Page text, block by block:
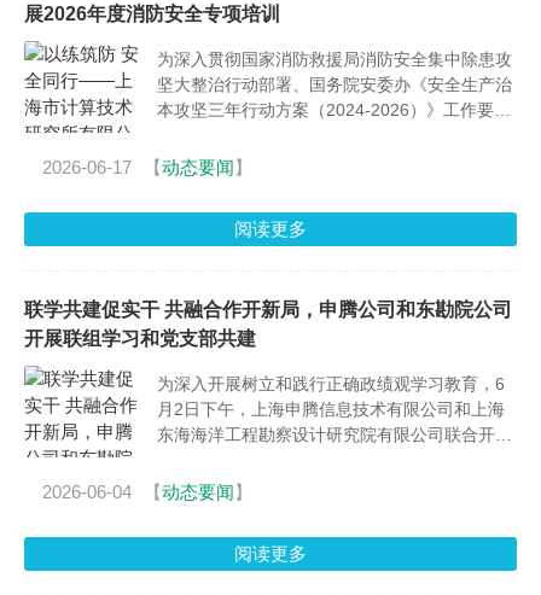
展2026年度消防安全专项培训
为深入贯彻国家消防救援局消防安全集中除患攻
坚大整治行动部署、国务院安委办《安全生产治
本攻坚三年行动方案（2024-2026）》工作要
的重要论述和重要指示批示精神，紧扣第25个全
查整治风险隐患”主题，进一步夯实公司消防安
全管理基础、提升全员应急处置能力，6月10
2026-06-17 【动态要闻】
阅读更多
联学共建促实干 共融合作开新局，申腾公司和东勘院公司
开展联组学习和党支部共建
为深入开展树立和践行正确政绩观学习教育，6
月2日下午，上海申腾信息技术有限公司和上海
东海海洋工程勘察设计研究院有限公司联合开展
2026-06-04 【动态要闻】
阅读更多